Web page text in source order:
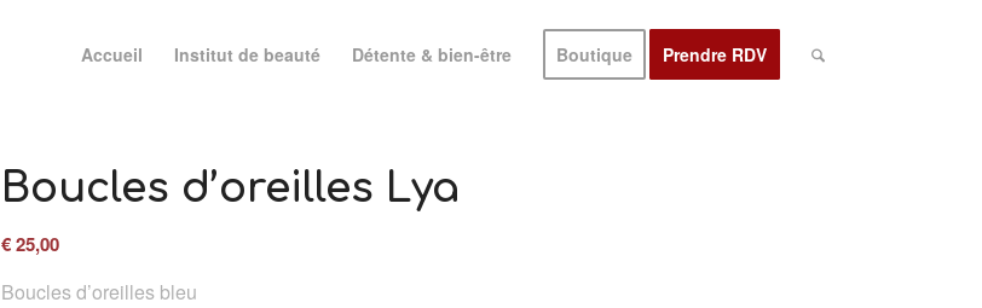
Accueil Institut de beauté Détente & bien-être Boutique Prendre RDV
Boucles d’oreilles Lya
€25,00
Boucles d’oreilles bleu